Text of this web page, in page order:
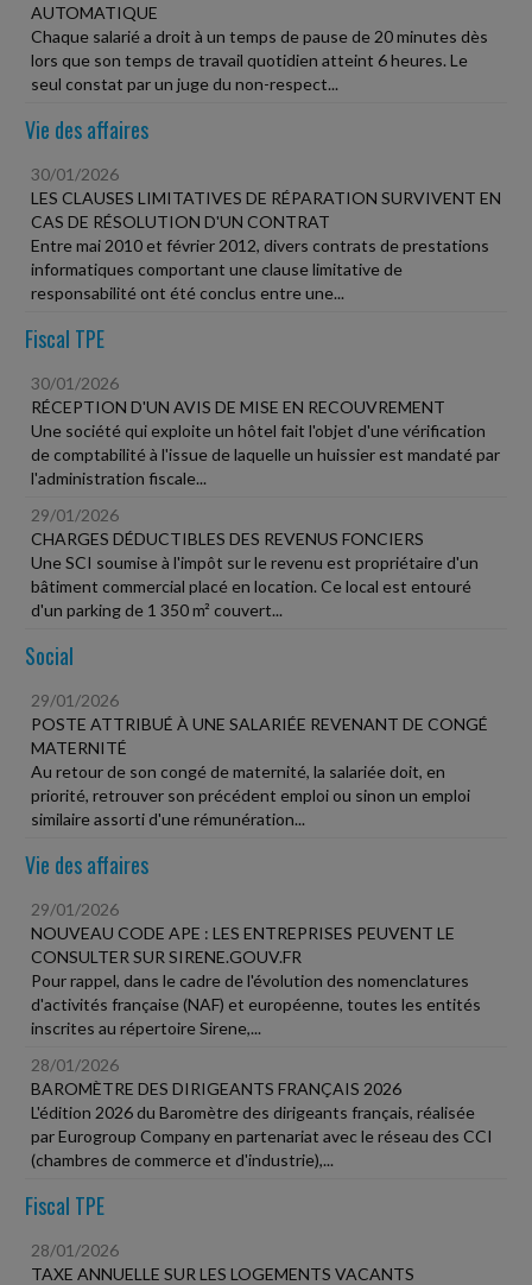
AUTOMATIQUE
Chaque salarié a droit à un temps de pause de 20 minutes dès
lors que son temps de travail quotidien atteint 6 heures. Le
seul constat par un juge du non-respect...
Vie des affaires
30/01/2026
LES CLAUSES LIMITATIVES DE RÉPARATION SURVIVENT EN
CAS DE RÉSOLUTION D'UN CONTRAT
Entre mai 2010 et février 2012, divers contrats de prestations
informatiques comportant une clause limitative de
responsabilité ont été conclus entre une...
Fiscal TPE
30/01/2026
RÉCEPTION D'UN AVIS DE MISE EN RECOUVREMENT
Une société qui exploite un hôtel fait l'objet d'une vérification
de comptabilité à l'issue de laquelle un huissier est mandaté par
l'administration fiscale...
29/01/2026
CHARGES DÉDUCTIBLES DES REVENUS FONCIERS
Une SCI soumise à l'impôt sur le revenu est propriétaire d'un
bâtiment commercial placé en location. Ce local est entouré
d'un parking de 1 350 m² couvert...
Social
29/01/2026
POSTE ATTRIBUÉ À UNE SALARIÉE REVENANT DE CONGÉ
MATERNITÉ
Au retour de son congé de maternité, la salariée doit, en
priorité, retrouver son précédent emploi ou sinon un emploi
similaire assorti d'une rémunération...
Vie des affaires
29/01/2026
NOUVEAU CODE APE : LES ENTREPRISES PEUVENT LE
CONSULTER SUR SIRENE.GOUV.FR
Pour rappel, dans le cadre de l'évolution des nomenclatures
d'activités française (NAF) et européenne, toutes les entités
inscrites au répertoire Sirene,...
28/01/2026
BAROMÈTRE DES DIRIGEANTS FRANÇAIS 2026
L'édition 2026 du Baromètre des dirigeants français, réalisée
par Eurogroup Company en partenariat avec le réseau des CCI
(chambres de commerce et d'industrie),...
Fiscal TPE
28/01/2026
TAXE ANNUELLE SUR LES LOGEMENTS VACANTS